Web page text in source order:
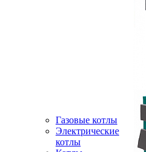
Газовые котлы
Электрические
котлы